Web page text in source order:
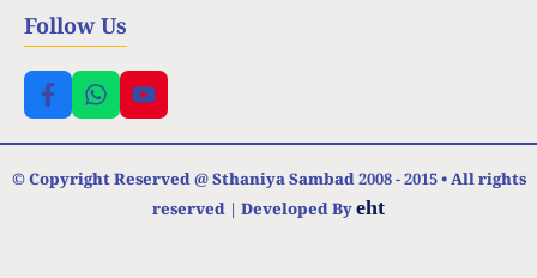
Follow Us
© Copyright Reserved @ Sthaniya Sambad 2008 - 2015 • All rights
reserved | Developed Byeht